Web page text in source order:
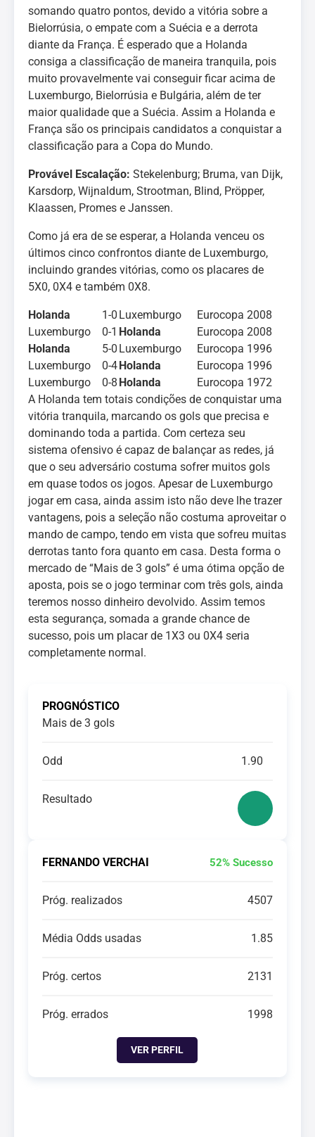
somando quatro pontos, devido a vitória sobre a
Bielorrúsia, o empate com a Suécia e a derrota
diante da França. É esperado que a Holanda
consiga a classificação de maneira tranquila, pois
muito provavelmente vai conseguir ficar acima de
Luxemburgo, Bielorrúsia e Bulgária, além de ter
maior qualidade que a Suécia. Assim a Holanda e
França são os principais candidatos a conquistar a
classificação para a Copa do Mundo.
Provável Escalação: Stekelenburg; Bruma, van Dijk,
Karsdorp, Wijnaldum, Strootman, Blind, Pröpper,
Klaassen, Promes e Janssen.
Como já era de se esperar, a Holanda venceu os
últimos cinco confrontos diante de Luxemburgo,
incluindo grandes vitórias, como os placares de
5X0, 0X4 e também 0X8.
Holanda 1-0 Luxemburgo
Eurocopa 2008
Luxemburgo
0-1 Holanda
Eurocopa 2008
Holanda
5-0 Luxemburgo
Eurocopa 1996
Luxemburgo
0-4Holanda
Eurocopa 1996
Luxemburgo
0-8 Holanda
Eurocopa 1972
A Holanda tem totais condições de conquistar uma
vitória tranquila, marcando os gols que precisa e
dominando toda a partida. Com certeza seu
sistema ofensivo é capaz de balançar as redes, já
que o seu adversário costuma sofrer muitos gols
em quase todos os jogos. Apesar de Luxemburgo
jogar em casa, ainda assim isto não deve lhe trazer
vantagens, pois a seleção não costuma aproveitar o
mando de campo, tendo em vista que sofreu muitas
derrotas tanto fora quanto em casa. Desta forma o
mercado de “Mais de 3 gols” é uma ótima opção de
aposta, pois se o jogo terminar com três gols, ainda
teremos nosso dinheiro devolvido. Assim temos
esta segurança, somada a grande chance de
sucesso, pois um placar de 1X3 ou 0X4 seria
completamente normal.
PROGNÓSTICO
Mais de 3 gols
Odd 1.90
Resultado
FERNANDO VERCHAI 52% Sucesso
Próg. realizados 4507
Média Odds usadas 1.85
Próg. certos 2131
Próg. errados 1998
VER PERFIL